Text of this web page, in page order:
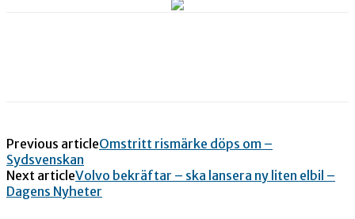
Previous articleOmstritt rismärke döps om –
Sydsvenskan
Next articleVolvo bekräftar – ska lansera ny liten elbil –
Dagens Nyheter